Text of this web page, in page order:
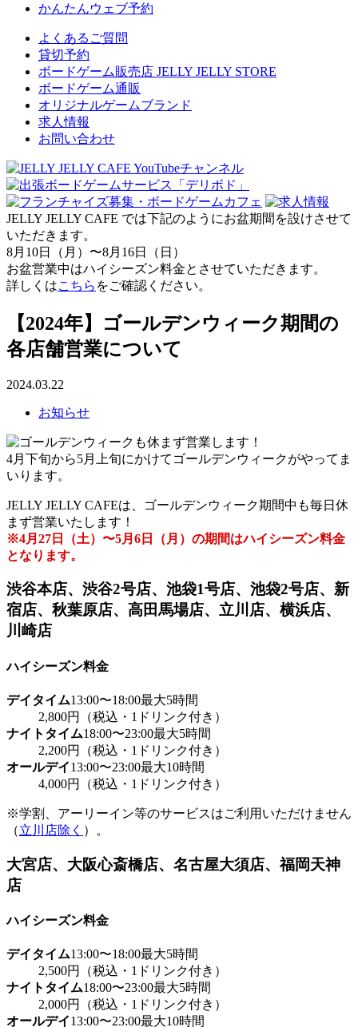
かんたんウェブ予約
よくあるご質問
貸切予約
ボードゲーム販売店 JELLY JELLY STORE
ボードゲーム通販
オリジナルゲームブランド
求人情報
お問い合わせ
JELLY JELLY CAFE では下記のようにお盆期間を設けさせて
いただきます。
8月10日（月）〜8月16日（日）
お盆営業中はハイシーズン料金とさせていただきます。
詳しくはこちら をご確認ください。
【2024年】ゴールデンウィーク期間の
各店舗営業について
2024.03.22
お知らせ
4月下旬から5月上旬にかけてゴールデンウィークがやってま
いります。
JELLY JELLY CAFEは、ゴールデンウィーク期間中も毎日休
まず営業いたします！
※4月27日（土）〜5月6日（月）の期間はハイシーズン料金
となります。
渋谷本店、渋谷2号店、池袋1号店、池袋2号店、新
宿店、秋葉原店、高田馬場店、立川店、横浜店、
川崎店
ハイシーズン料金
デイタイム13:00〜18:00最大5時間
2,800円（税込・1ドリンク付き）
ナイトタイム18:00〜23:00最大5時間
2,200円（税込・1ドリンク付き）
オールデイ13:00〜23:00最大10時間
4,000円（税込・1ドリンク付き）
※学割、アーリーイン等のサービスはご利用いただけません
（立川店除く ）。
大宮店、大阪心斎橋店、名古屋大須店、福岡天神
店
ハイシーズン料金
デイタイム13:00〜18:00最大5時間
2,500円（税込・1ドリンク付き）
ナイトタイム18:00〜23:00最大5時間
2,000円（税込・1ドリンク付き）
オールデイ13:00〜23:00最大10時間